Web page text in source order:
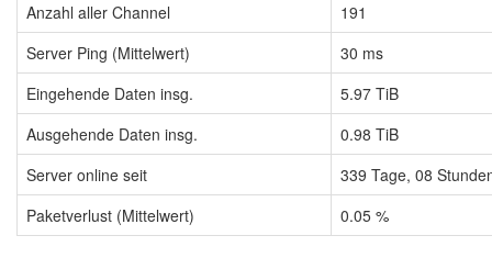
Anzahl aller Channel
191
Server Ping (Mittelwert)
30 ms
Eingehende Daten insg.
5.97 TiB
Ausgehende Daten insg.
0.98 TiB
Server online seit
339 Tage, 08
Paketverlust (Mittelwert)
0.05 %